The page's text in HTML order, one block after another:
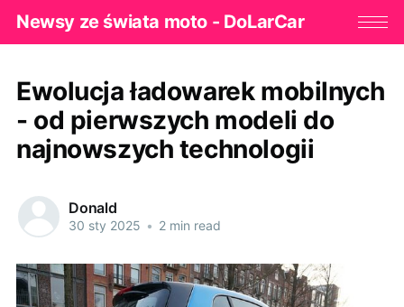
Newsy ze świata moto - DoLarCar
Ewolucja ładowarek mobilnych
- od pierwszych modeli do
najnowszych technologii
Donald
30 sty 2025 • 2 min read